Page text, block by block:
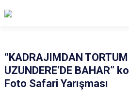
Aşkale
Oltu
“KADRAJIMDAN
UZUNDERE’DE BAHAR”
Foto Safari Yarışması